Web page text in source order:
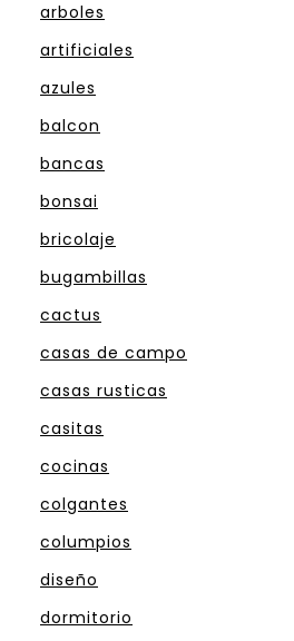
arboles
artificiales
azules
balcon
bancas
bonsai
bricolaje
bugambillas
cactus
casas de campo
casas rusticas
casitas
cocinas
colgantes
columpios
diseño
dormitorio